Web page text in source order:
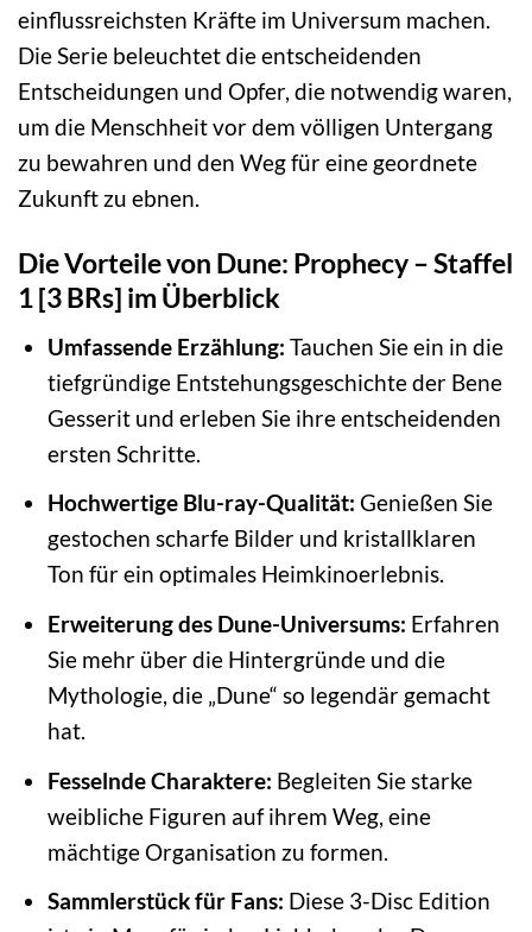
einflussreichsten Kräfte im Universum machen.
Die Serie beleuchtet die entscheidenden
Entscheidungen und Opfer, die notwendig waren,
um die Menschheit vor dem völligen Untergang
zu bewahren und den Weg für eine geordnete
Zukunft zu ebnen.
Die Vorteile von Dune: Prophecy – Staffel
1 [3 BRs] im Überblick
Umfassende Erzählung: Tauchen Sie ein in die
tiefgründige Entstehungsgeschichte der Bene
Gesserit und erleben Sie ihre entscheidenden
ersten Schritte.
Hochwertige Blu-ray-Qualität: Genießen Sie
gestochen scharfe Bilder und kristallklaren
Ton für ein optimales Heimkinoerlebnis.
Erweiterung des Dune-Universums: Erfahren
Sie mehr über die Hintergründe und die
Mythologie, die „Dune“ so legendär gemacht
hat.
Fesselnde Charaktere: Begleiten Sie starke
weibliche Figuren auf ihrem Weg, eine
mächtige Organisation zu formen.
Sammlerstück für Fans: Diese 3-Disc Edition